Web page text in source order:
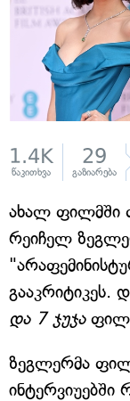
1.4K
წაკითხვა
29
გაზიარება
ახალ ფილმში
რეიჩელ
გააკრიტიკეს.
და 7 ჯუჯა
ზეგლერმა
ინტერვიუებში